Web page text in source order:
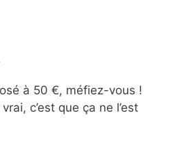
à 50 €, méfiez-vous !
c’est que ça ne l’est